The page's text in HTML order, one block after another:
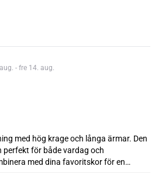
- fre 14. aug.
med hög krage och långa ärmar. Den
perfekt för både vardag och
med dina favoritskor för en